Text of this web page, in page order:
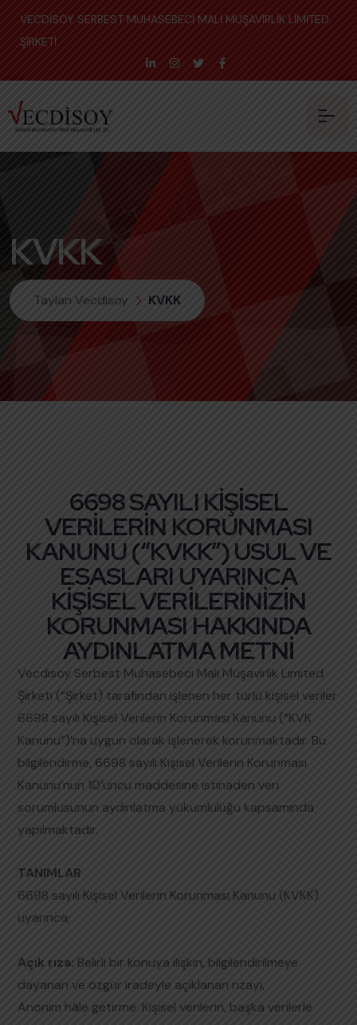
VECDİSOY SERBEST MUHASEBECİ MALİ MÜŞAVİRLİK LİMİTED
ŞİRKETİ
KVKK
Taylan Vecdisoy KVKK
6698 SAYILI KİŞİSEL
VERİLERİN KORUNMASI
KANUNU (“KVKK”) USUL VE
ESASLARI UYARINCA
KİŞİSEL VERİLERİNİZİN
KORUNMASI HAKKINDA
AYDINLATMA METNİ
Vecdisoy Serbest Muhasebeci Mali Müşavirlik Limited
Şirketi (“Şirket) tarafından işlenen her türlü kişisel veriler
6698 sayılı Kişisel Verilerin Korunması Kanunu (“KVK
Kanunu”)’na uygun olarak işlenerek korunmaktadır. Bu
bilgilendirme, 6698 sayılı Kişisel Verilerin Korunması
Kanunu’nun 10’uncu maddesine istinaden veri
sorumlusunun aydınlatma yükümlülüğü kapsamında
yapılmaktadır.
TANIMLAR
6698 sayılı Kişisel Verilerin Korunması Kanunu (KVKK)
uyarınca;
Açık rıza: Belirli bir konuya ilişkin, bilgilendirilmeye
dayanan ve özgür iradeyle açıklanan rızayı,
Anonim hâle getirme: Kişisel verilerin, başka verilerle